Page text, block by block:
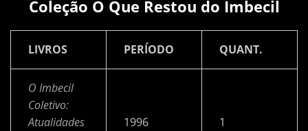
Coleção O Que Restou do Imbecil
LIVROS PERÍODO QUANT.
O Imbecil
Coletivo:
Atualidades
1996 1